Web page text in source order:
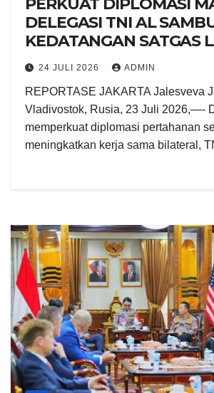
PERKUAT DIPLOMASI
DELEGASI TNI AL
KEDATANGAN SATGAS
ORRUDA 2026 DI
RUSIA
24 JULI 2026 ADMIN
REPORTASE JAKARTA Jalesveva
Vladivostok, Rusia, 23 Juli 2026,—-
memperkuat diplomasi pertahanan
meningkatkan kerja sama bilateral,